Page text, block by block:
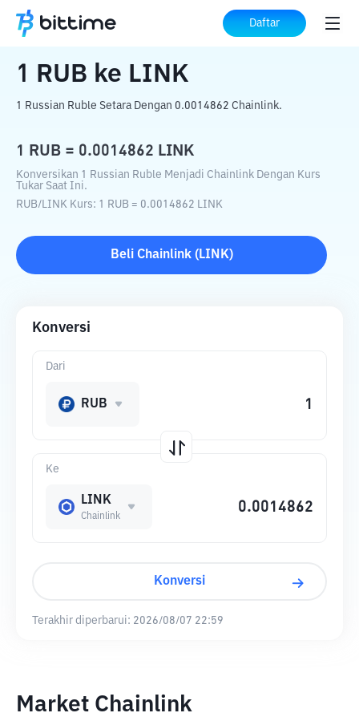
Daftar
Beranda Konverter Kripto ke LINK
1 RUB ke LINK
1 Russian Ruble Setara Dengan 0.0014862 Chainlink.
1 RUB = 0.0014862 LINK
Konversikan 1 Russian Ruble Menjadi Chainlink Dengan Kurs
Tukar Saat Ini.
RUB/LINK Kurs: 1 RUB = 0.0014862 LINK
Beli Chainlink( LINK)
Konversi
Ke
LINK
Chainlink
Dari
RUB
Konversi
Terakhir diperbarui: 2026/08/07 22:59
Market Chainlink